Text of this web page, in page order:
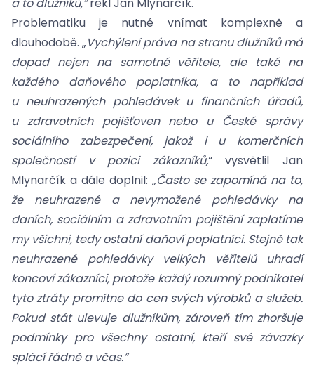
Problematiku je nutné vnímat komplexně a
dlouhodobě. „Vychýlení práva na stranu dlužníků má
dopad nejen na samotné věřitele, ale také na
každého daňového poplatníka, a to například
u neuhrazených pohledávek u finančních úřadů,
u zdravotních pojišťoven nebo u České správy
sociálního zabezpečení, jakož i u komerčních
společností v pozici zákazníků,“ vysvětlil Jan
Mlynarčík a dále doplnil: „Často se zapomíná na to,
že neuhrazené a nevymožené pohledávky na
daních, sociálním a zdravotním pojištění zaplatíme
my všichni, tedy ostatní daňoví poplatníci. Stejně tak
neuhrazené pohledávky velkých věřitelů uhradí
koncoví zákazníci, protože každý rozumný podnikatel
tyto ztráty promítne do cen svých výrobků a služeb.
Pokud stát ulevuje dlužníkům, zároveň tím zhoršuje
podmínky pro všechny ostatní, kteří své závazky
splácí řádně a včas.“